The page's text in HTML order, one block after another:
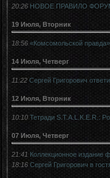
20:26 НОВОЕ ПРАВИЛО
19 Июля, Вторник
18:56 «Комсомольской
14 Июля, Четверг
11:22 Сергей Григорович
12 Июля, Вторник
10:10 Тетради S.T.A.L.K.E.R.:
07 Июля, Четверг
21:41 Коллекционное издание
18:16 Сергей Григорович в